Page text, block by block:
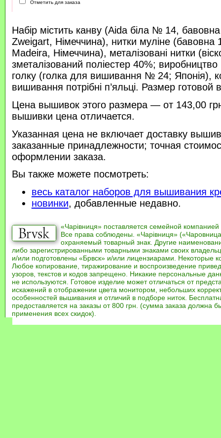
Отметить для заказа
Набір містить канву (Aida біла № 14,
Zweigart, Німеччина), нитки муліне (бавовна
Madeira, Німеччина), металізовані нитки
зметалізований поліестер 40%;
голку (голка для вишивання № 24; Японія),
вишивання потрібні п’яльці. Размер
Цена вышивок этого размера — от 143,00
вышивки цена отличается.
Указанная цена не включает доставку
заказанные принадлежности; точная
оформлении заказа.
Вы также можете посмотреть:
весь каталог наборов для вышивания
новинки, добавленные недавно.
«Чарівниця» поставляется семейной компанией
Все права соблюдены. «Чарівниця»
охраняемый товарный знак. Другие
либо зарегистрированными товарными знаками своих
и/или подготовлены «Брвск» и/или лицензиарами. Некоторые
Любое копирование, тиражирование и воспроизведение
узоров, текстов и кодов запрещено. Никакие персональные
не используются. Готовое изделие может отличаться от
искажений в отображении цвета монитором, небольших
особенностей вышивания и отличий в подборе ниток.
предоставляется на заказы от 800 грн. (сумма заказа должна
применения всех скидок).